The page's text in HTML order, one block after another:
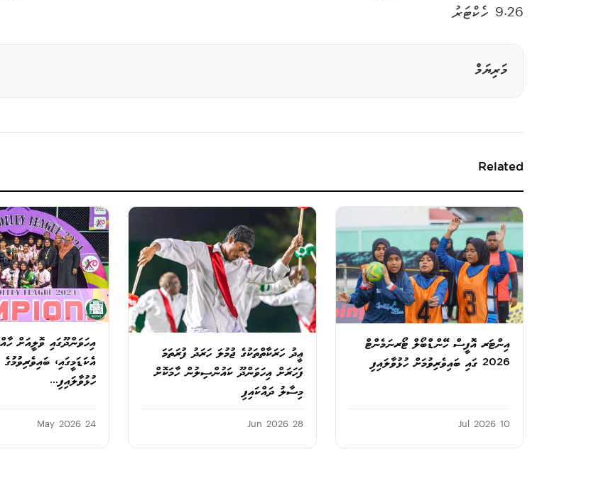
9.26 ހެކްޓަރު
މަރިޔަމް
Related
އިންޓަރ އޮފީސް ހޭންޑްބޯލް ޓޯރނަމެންޓް
2026 ގައި ބައިވެރިވުމަށް ހުޅުވާލައިފި
10 Jul 2026
ޢީދު ހަރަކާތްތަކުގެ ޖުމުލަ ހަރަދު ފުރަތަމަ
ފަހަރަށް އިހަވަންދޫ ކައުންސިލުން ހާމަކޮށް
މިސާލު ދައްކައިފި
28 Jun 2026
އިހަވަންދޫގައި ވޮލީއަށް
އެކަޑަމީގައި،
ހުޅުވާލައިފި...
24 May 2026